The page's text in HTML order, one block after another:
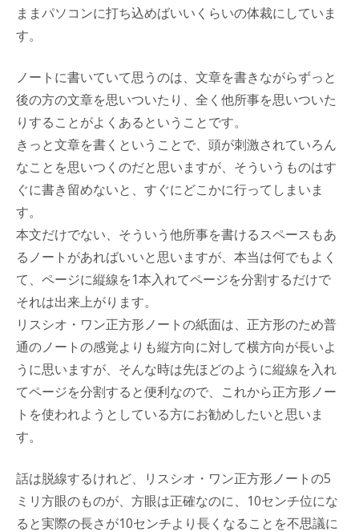
ままパソコンに打ち込めばいいくらいの体裁にしていま
す。
ノートに書いていて思うのは、文章を書きながらずっと
後の方の文章を思いついたり、全く他所事を思いついた
りすることがよくあるということです。
きっと文章を書くということで、頭が刺激されていろん
なことを思いつくのだと思いますが、そういうものはす
ぐに書き留めないと、すぐにどこかに行ってしまいま
す。
本文だけでない、そういう他所事を書けるスペースもあ
るノートがあればいいと思いますが、本当は何でもよく
て、ページに縦線を1本入れてページを分割するだけで
それは出来上がります。
リスシオ・ワン正方形ノートの紙面は、正方形のため普
通のノートの感覚よりも縦方向に対して横方向が長いよ
うに思いますが、そんな時は先ほどのように縦線を入れ
てページを分割すると便利なので、これから正方形ノー
トを使われようとしている方にお勧めしたいと思いま
す。
話は脱線するけれど、リスシオ・ワン正方形ノートの5
ミリ方眼のものが、方眼は正確なのに、10センチ位にな
ると実際の長さが10センチより長くなることを不思議に